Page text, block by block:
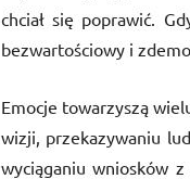
chciał się poprawić.
bezwartościowy i
Emocje towarzyszą
wizji, przekazywaniu
wyciąganiu wniosków